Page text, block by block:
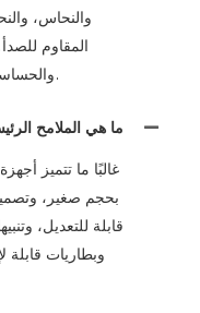
والنحاس،
المقاوم
والحساسية وفقًا للطراز والإعدادات المحددة.
ما هي الملامح
غالبًا ما تتميز
بحجم صغير،
قابلة للتعديل،
وبطاريات قابلة